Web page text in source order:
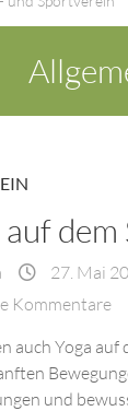
auf dem
27. Mai
Kommentare
auch Yoga auf
und